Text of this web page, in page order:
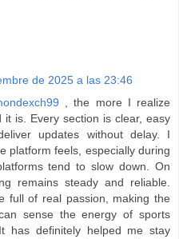
de 2025 a las 23:46
, the more I realize
it is. Every section is clear, easy
updates without delay. I
platform feels, especially during
tend to slow down. On
remains steady and reliable.
full of real passion, making the
sense the energy of sports
has definitely helped me stay